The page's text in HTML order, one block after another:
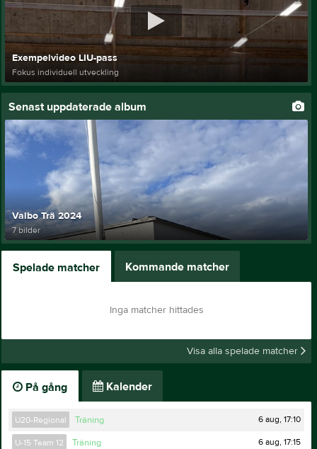
Exempelvideo LIU-pass
Fokus individuell utveckling
Senast uppdaterade album
Valbo Trä 2024
7 bilder
Spelade matcher Kommande matcher
Inga matcher hittades
Visa alla spelade matcher
På gång Kalender
U20-Regional Träning 6 aug, 17:10
U-15 Team 12 Träning 6 aug, 17:15